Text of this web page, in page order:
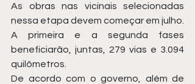
As obras nas vicinais selecionadas
nessa etapa devem começar em julho.
A primeira e a segunda fases
beneficiarão, juntas, 279 vias e 3.094
quilômetros.
De acordo com o governo, além de